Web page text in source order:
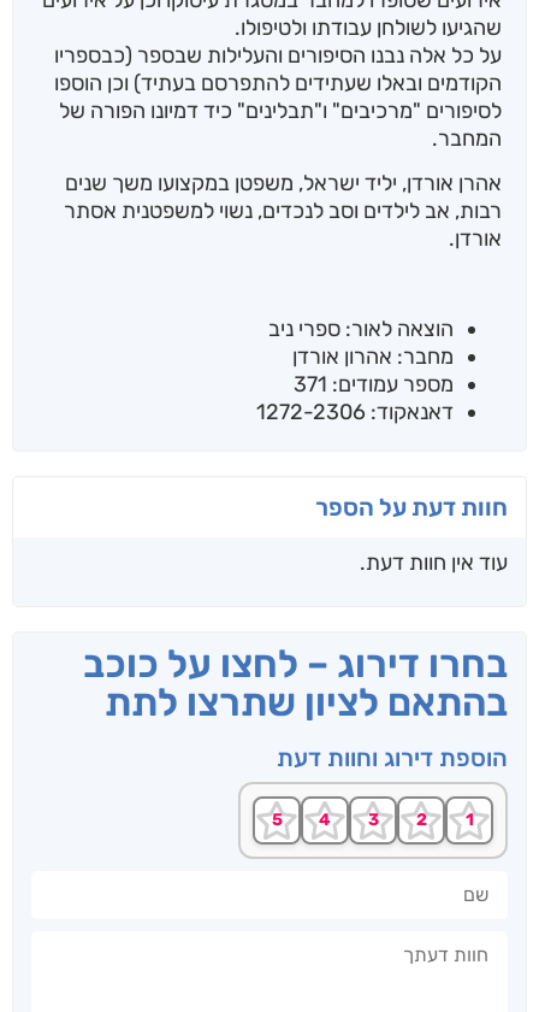
שהגיעו לשולחן עבודתו ולטיפולו.
על כל אלה נבנו הסיפורים והעלילות שבספר (כבספריו
הקודמים ובאלו שעתידים להתפרסם בעתיד) וכן הוספו
לסיפורים "מרכיבים" ו"תבלינים" כיד דמיונו הפורה של
המחבר.
אהרן אורדן, יליד ישראל, משפטן במקצועו משך שנים
רבות, אב לילדים וסב לנכדים, נשוי למשפטנית אסתר
אורדן.
הוצאה לאור: ספרי ניב
מחבר: אהרון אורדן
מספר עמודים: 371
דאנאקוד: 1272-2306
חוות דעת על הספר
עוד אין חוות דעת.
בחרו דירוג – לחצו על כוכב
בהתאם לציון שתרצו לתת
הוספת דירוג וחוות דעת